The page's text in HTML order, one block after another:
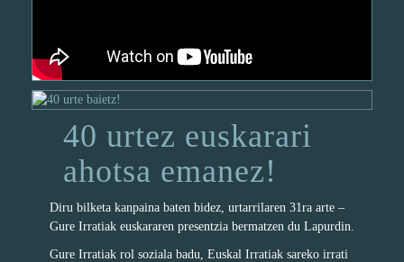
40 urtez euskarari
ahotsa emanez!
Diru bilketa kanpaina baten bidez, urtarrilaren 31ra arte –
Gure Irratiak euskararen presentzia bermatzen du Lapurdin.
Gure Irratiak rol soziala badu, Euskal Irratiak sareko irrati